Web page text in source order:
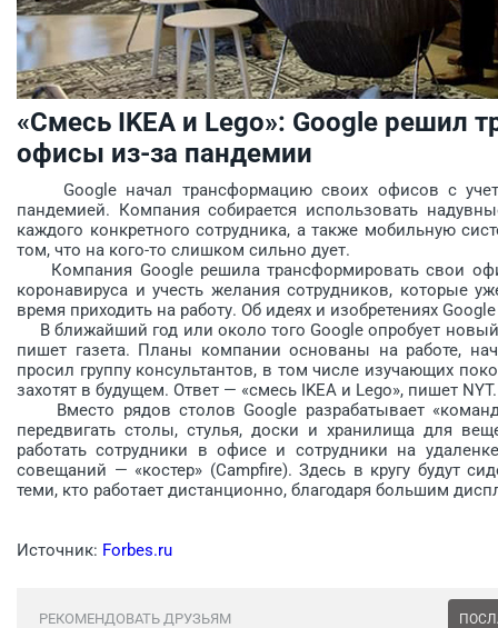
«Смесь IKEA и Lego»: Google решил
офисы из-за пандемии
Google начал трансформацию своих офисов с
пандемией. Компания собирается использовать
каждого конкретного сотрудника, а также мобильную
том, что на кого-то слишком сильно дует.
Компания Google решила трансформировать свои
коронавируса и учесть желания сотрудников, которые
время приходить на работу. Об идеях и изобретениях
В ближайший год или около того Google опробует
пишет газета. Планы компании основаны на работе,
просил группу консультантов, в том числе изучающих
захотят в будущем. Ответ — «смесь IKEA и Lego», пишет NYT.
Вместо рядов столов Google разрабатывает
передвигать столы, стулья, доски и хранилища для
работать сотрудники в офисе и сотрудники на
совещаний — «костер» (Campfire). Здесь в кругу будут
теми, кто работает дистанционно, благодаря большим
Источник: Forbes.ru
РЕКОМЕНДОВАТЬ ДРУЗЬЯМ